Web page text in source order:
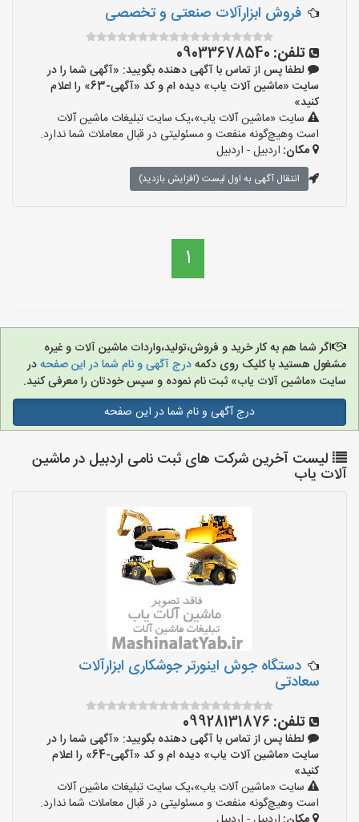
فروش ابزارآلات صنعتی و تخصصی
تلفن: 09033678540
لطفا پس از تماس با آگهی دهنده بگویید: «آگهی شما را در
سایت «ماشین آلات یاب» دیده ام و کد «آگهی-63» را اعلام
کنید»
سایت «ماشین آلات یاب»،یک سایت تبلیغات ماشین آلات
است وهیچ‌گونه منفعت و مسئولیتی در قبال معاملات شما ندارد.
مکان: اردبیل - اردبیل
انتقال آگهی به اول لیست (افزایش بازدید)
1
اگر شما هم به کار خرید و فروش،تولید،واردات ماشین آلات و غیره
مشغول هستید با کلیک روی دکمهدرج آگهی و نام شما در این صفحهدر
سایت «ماشین آلات یاب» ثبت نام نموده و سپس خودتان را معرفی کنید.
درج آگهی و نام شما در این صفحه
لیست آخرین شرکت های ثبت نامی اردبیل در ماشین
آلات یاب
دستگاه جوش اینورتر جوشکاری ابزارآلات
سعادتی
تلفن: 09928131876
لطفا پس از تماس با آگهی دهنده بگویید: «آگهی شما را در
سایت «ماشین آلات یاب» دیده ام و کد «آگهی-64» را اعلام
کنید»
سایت «ماشین آلات یاب»،یک سایت تبلیغات ماشین آلات
است وهیچ‌گونه منفعت و مسئولیتی در قبال معاملات شما ندارد.